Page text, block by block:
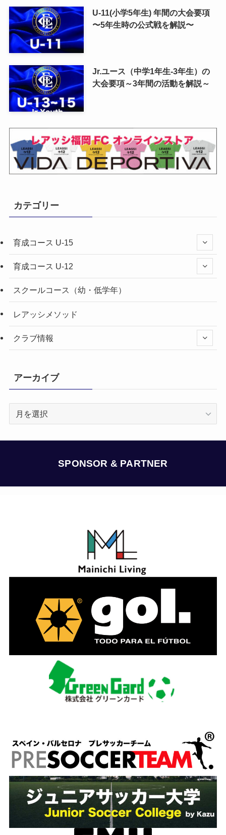
U-11(小学5年生) 年間の大会要項
〜5年生時の公式戦を解説〜
Jr.ユース（中学1年生-3年生）の
大会要項～3年間の活動を解説～
カテゴリー
育成コース U-15
育成コース U-12
スクールコース（幼・低学年）
レアッシメソッド
クラブ情報
アーカイブ
SPONSOR & PARTNER